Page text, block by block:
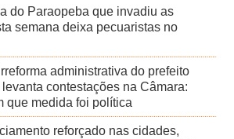
do Paraopeba que invadiu as
semana deixa pecuaristas no
administrativa do prefeito
contestações na Câmara:
que medida foi política
reforçado nas cidades,